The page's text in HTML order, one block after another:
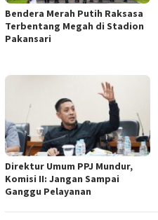
Bendera Merah Putih Raksasa
Terbentang Megah di Stadion
Pakansari
Direktur Umum PPJ Mundur,
Komisi II: Jangan Sampai
Ganggu Pelayanan